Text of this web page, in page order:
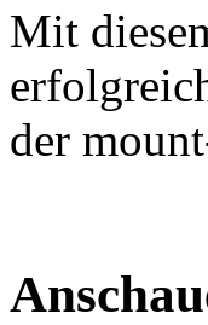
Mit
der